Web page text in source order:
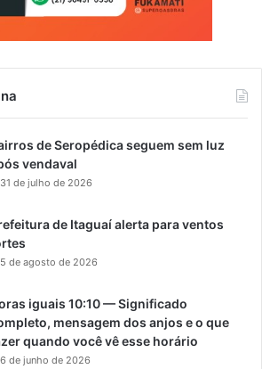
de Seropédica seguem sem luz
vendaval
31 de julho de 2026
de Itaguaí alerta para ventos
5 de agosto de 2026
iguais 10:10 — Significado
mensagem dos anjos e o que
quando você vê esse horário
6 de junho de 2026